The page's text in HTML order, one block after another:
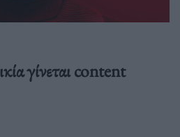
γίνεται content